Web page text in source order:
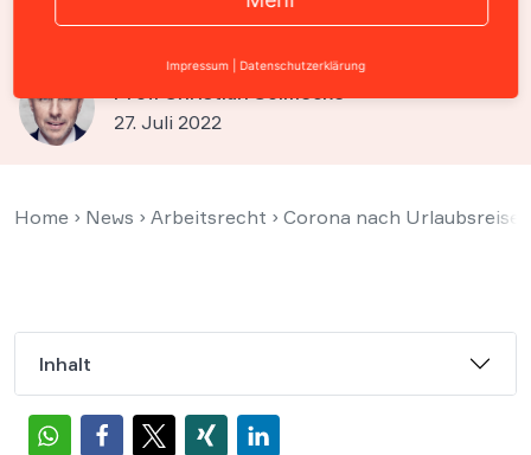
Hochrisikogebiet
Prof. Christian Solmecke
27. Juli 2022
Home › News › Arbeitsrecht › Corona nach
Inhalt
Impressum Datenschutzerklärung